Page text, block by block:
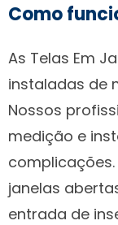
Como
As Telas Em
instaladas de
Nossos
medição e
janelas
entrada de